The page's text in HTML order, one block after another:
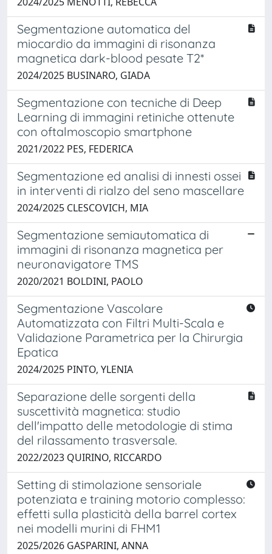
Segmentazione automatica del
miocardio da immagini di risonanza
magnetica dark-blood pesate T2*
2024/2025 BUSINARO, GIADA
Segmentazione con tecniche di Deep
Learning di immagini retiniche ottenute
con oftalmoscopio smartphone
2021/2022 PES, FEDERICA
Segmentazione ed analisi di innesti ossei
in interventi di rialzo del seno mascellare​
2024/2025 CLESCOVICH, MIA
Segmentazione semiautomatica di
immagini di risonanza magnetica per
neuronavigatore TMS
2020/2021 BOLDINI, PAOLO
Segmentazione Vascolare
Automatizzata con Filtri Multi-Scala e
Validazione Parametrica per la Chirurgia
Epatica
2024/2025 PINTO, YLENIA
Separazione delle sorgenti della
suscettività magnetica: studio
dell'impatto delle metodologie di stima
del rilassamento trasversale.
2022/2023 QUIRINO, RICCARDO
Setting di stimolazione sensoriale
potenziata e training motorio complesso:
effetti sulla plasticità della barrel cortex
nei modelli murini di FHM1
2025/2026 GASPARINI, ANNA